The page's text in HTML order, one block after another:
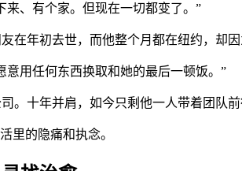
来、有个家。但现在一切都变了。”
年初去世，而他整个月都在纽约，却因
用任何东西换取和她的最后一顿饭。”
。十年并肩，如今只剩他一人带着团队前
里的隐痛和执念。